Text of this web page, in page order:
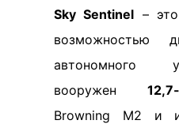
Sky Sentinel –
возможностью
автономного
вооружен
Browning M2 и